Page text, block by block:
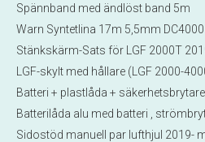
Spännband med ändlöst band 5m
Warn Syntetlina 17m 5,5mm DC4000
Stänkskärm-Sats för LGF 2000T
LGF-skylt med hållare (LGF 2000-
Batteri + plastlåda + säkerhetsbrytare
Batterilåda alu med batteri ,
Sidostöd manuell par lufthjul 2019-